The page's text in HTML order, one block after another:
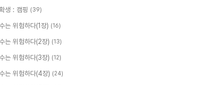
생 : 캠핑 (39)
는 위험하다(1장) (16)
는 위험하다(2장) (13)
는 위험하다(3장) (12)
는 위험하다(4장) (24)